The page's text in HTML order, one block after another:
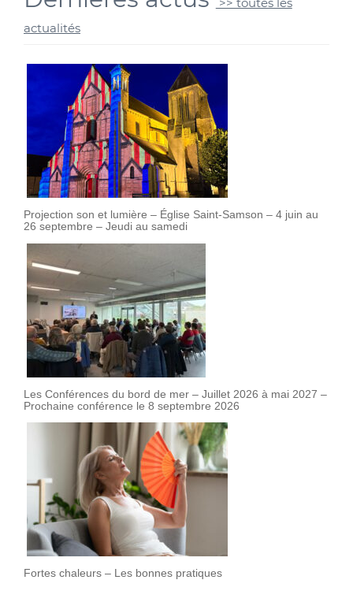
actualités
Projection son et lumière – Église Saint-Samson – 4 juin au
26 septembre – Jeudi au samedi
Les Conférences du bord de mer – Juillet 2026 à mai 2027 –
Prochaine conférence le 8 septembre 2026
Fortes chaleurs – Les bonnes pratiques